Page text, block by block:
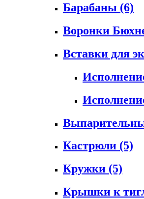
Барабаны (6)
Воронки
Вставки для
Кастрюли (5)
Кружки (5)
Крышки к